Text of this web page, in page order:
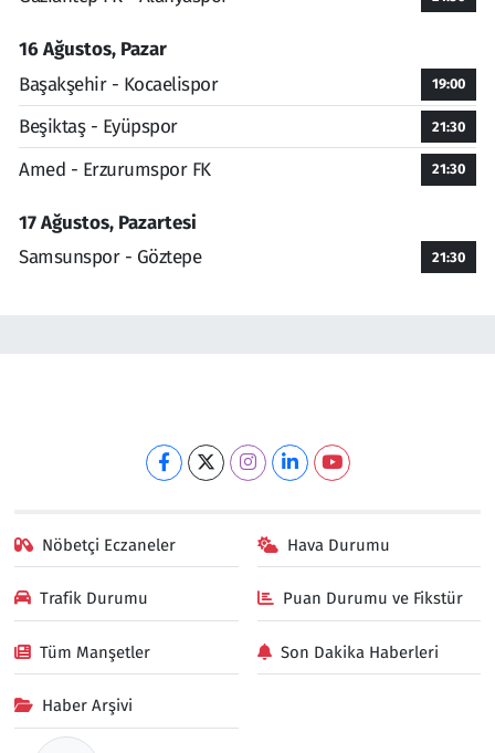
16 Ağustos, Pazar
Başakşehir - Kocaelispor
19:00
Beşiktaş - Eyüpspor 21:30
Amed - Erzurumspor FK 21:30
17 Ağustos, Pazartesi
Samsunspor - Göztepe
21:30
Nöbetçi Eczaneler Hava Durumu
Trafik Durumu Puan Durumu ve Fikstür
Tüm Manşetler Son Dakika Haberleri
Haber Arşivi